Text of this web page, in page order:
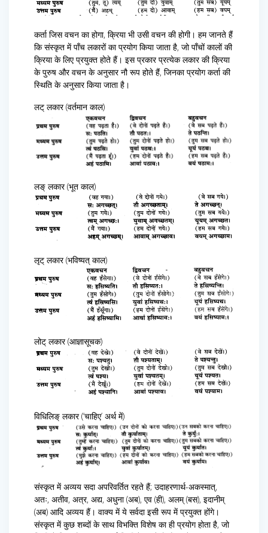
कर्ता जिस वचन का होगा, क्रिया भी उसी वचन की होगी। हम जानते हैं
कि संस्कृत में पाँच लकारों का प्रयोग किया जाता है, जो पाँचों कालों की
क्रिया के लिए प्रयुक्त होते हैं। इस प्रकार प्रत्येक लकार की क्रिया
के पुरुष और वचन के अनुसार नौ रूप होते हैं, जिनका प्रयोग कर्ता की
स्थिति के अनुसार किया जाता है।
लट् लकार (वर्तमान काल)
लङ् लकार (भूत काल)
लृट् लकार (भविष्यत् काल)
लोट् लकार (आज्ञासूचक)
विधिलिङ् लकार (‘चाहिए’ अर्थ में)
संस्कृत में अव्यय सदा अपरिवर्तित रहते हैं; उदाहरणार्थ-अकस्मात्,
अतः, अतीव, अत्र, अद्य, अधुना (अब), एव (ही), अलम् (बस), इदानीम्
(अब) आदि अव्यय हैं। वाक्य में ये सर्वदा इसी रूप में प्रयुक्त होंगे।
संस्कृत में कुछ शब्दों के साथ विभक्ति विशेष का ही प्रयोग होता है, जो